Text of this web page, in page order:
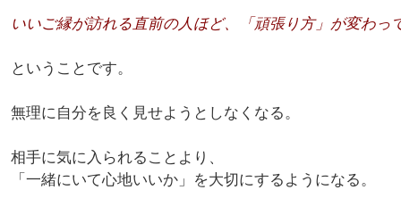
いいご縁が訪れる直前の人ほど、「頑張り方」が変わっ
ということです。
無理に自分を良く見せようとしなくなる。
相手に気に入られることより、
「一緒にいて心地いいか」を大切にするようになる。